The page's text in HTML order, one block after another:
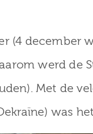
(4 december
werd de
Met de
was